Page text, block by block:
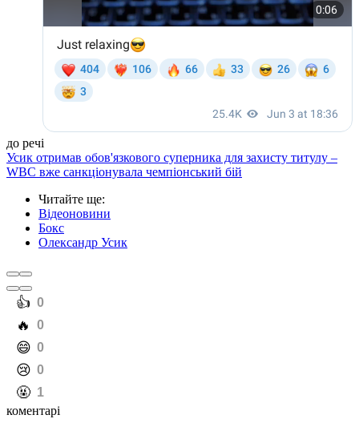
до речі
Усик отримав обов'язкового суперника для захисту титулу –
WBC вже санкціонувала чемпіонський бій
Читайте ще:
Відеоновини
Бокс
Олександр Усик
️👍 0
️🔥 0
️😄 0
️😢 0
️🤬 1
коментарі